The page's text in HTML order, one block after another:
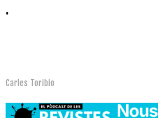
.
Carles Toribio